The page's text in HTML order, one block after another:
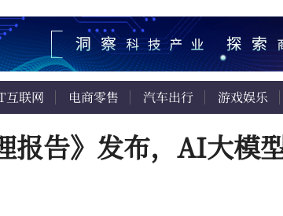
互联网 电商零售 汽车出行 游戏娱乐
报告》发布，AI大模